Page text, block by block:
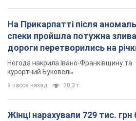
На Прикарпатті після
спеки пройшла потужна
дороги перетворились на
Відео
Негода накрила Івано-Франківщину та
курортний Буковель
9 часов назад 20,3 т.
Жінці нарахували 729 тис. грн